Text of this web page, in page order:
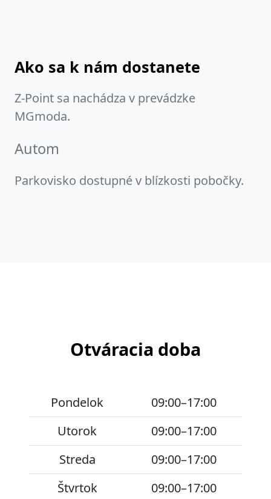
Ako sa k nám dostanete
Z-Point sa nachádza v prevádzke
MGmoda.
Autom
Parkovisko dostupné v blízkosti pobočky.
Otváracia doba
Pondelok
09:00–17:00
Utorok
09:00–17:00
Streda
09:00–17:00
Štvrtok
09:00–17:00